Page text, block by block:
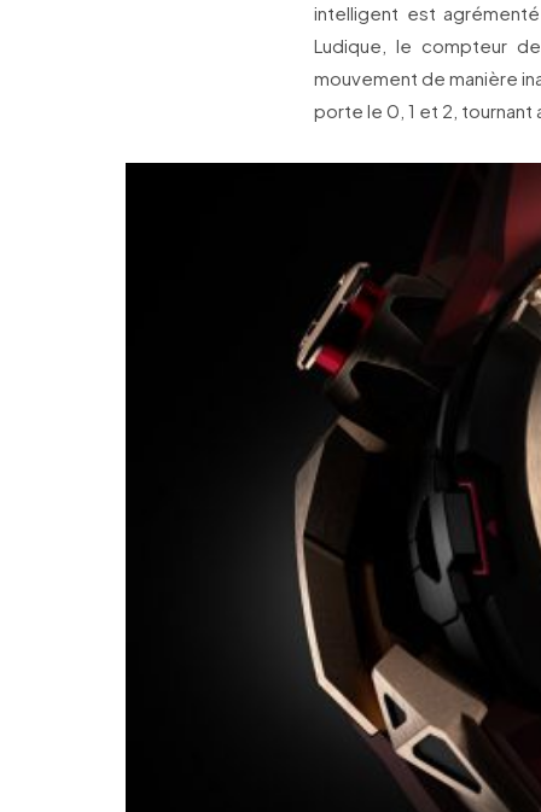
intelligent est
Ludique, le compteur
mouvement de manière
porte le 0, 1 et 2,